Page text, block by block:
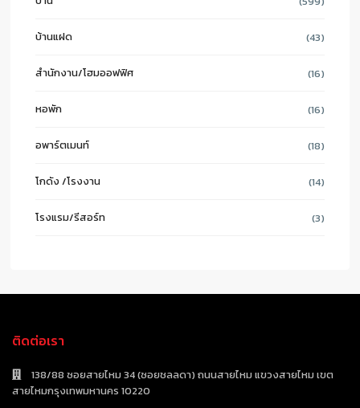
บ้านแฝด (43)
สำนักงาน/โฮมออฟฟิศ (16)
หอพัก (16)
อพาร์ตเมนท์ (18)
โกดัง /โรงงาน (14)
โรงแรม/รีสอร์ท (3)
ติดต่อเรา
138/88 ซอยสายไหม 34 (ซอยชลลดา) ถนนสายไหม แขวงสายไหม เขต
สายไหมกรุงเทพมหานคร 10220